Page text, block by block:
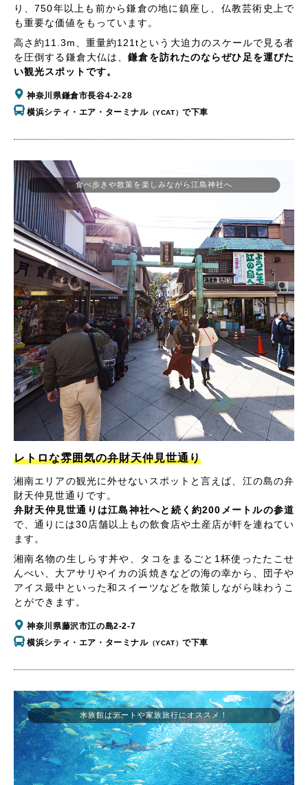
り、750年以上も前から鎌倉の地に鎮座し、仏教芸術史上で
も重要な価値をもっています。
高さ約11.3m、重量約121tという大迫力のスケールで見る者
を圧倒する鎌倉大仏は、鎌倉を訪れたのならぜひ足を運びた
い観光スポットです。
神奈川県鎌倉市長谷4-2-28
横浜シティ・エア・ターミナル（YCAT）で下車
食べ歩きや散策を楽しみながら江島神社へ
レトロな雰囲気の弁財天仲見世通り
湘南エリアの観光に外せないスポットと言えば、江の島の弁
財天仲見世通りです。
弁財天仲見世通りは江島神社へと続く約200メートルの参道
で、通りには30店舗以上もの飲食店や土産店が軒を連ねてい
ます。
湘南名物の生しらす丼や、タコをまるごと1杯使ったたこせ
んべい、大アサリやイカの浜焼きなどの海の幸から、団子や
アイス最中といった和スイーツなどを散策しながら味わうこ
とができます。
神奈川県藤沢市江の島2-2-7
横浜シティ・エア・ターミナル（YCAT）で下車
水族館はデートや家族旅行にオススメ！